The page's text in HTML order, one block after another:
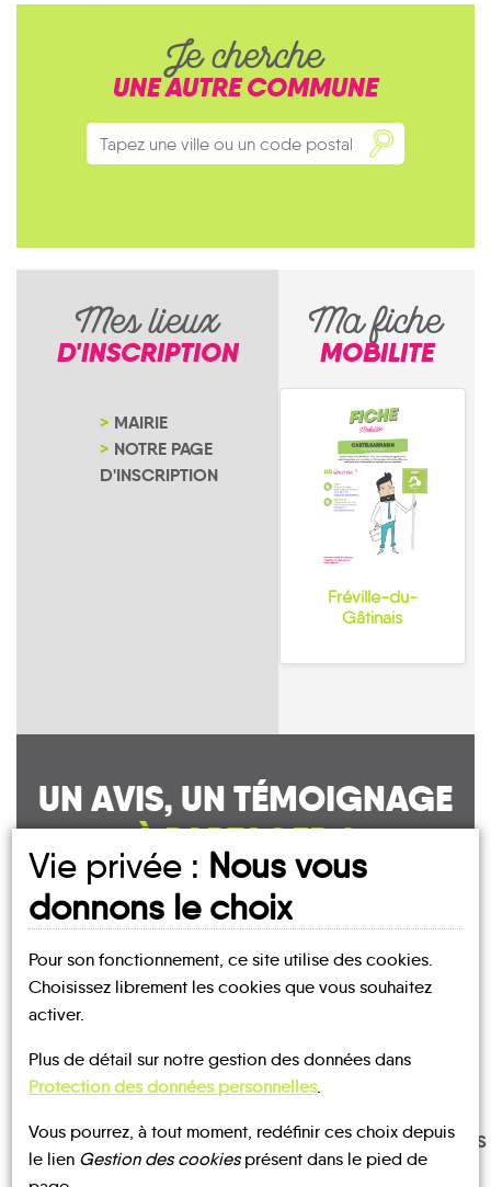
Je cherche
UNE AUTRE COMMUNE
Mes lieux
D'INSCRIPTION
MAIRIE
NOTRE PAGE
D'INSCRIPTION
Ma fiche
MOBILITE
Fréville-du-
Gâtinais
UN AVIS, UN TÉMOIGNAGE
À PARTAGER ?
Les infosMOBILITE
TRAIN BUS
TRANSPORTS
À LA
Vie privée : Nous vous
donnons le choix
Pour son fonctionnement, ce site utilise des cookies.
Choisissez librement les cookies que vous souhaitez
activer.
Plus de détail sur notre gestion des données dans
Protection des données personnelles.
Vous pourrez, à tout moment, redéfinir ces choix depuis
le lien Gestion des cookiesprésent dans le pied de